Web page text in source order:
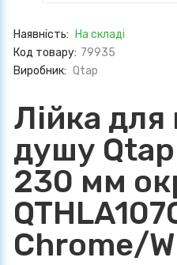
Наявність:
На складі
Код товару: 79935
Виробник: Qtap
Лійка для
душу
230 мм
Chrome/